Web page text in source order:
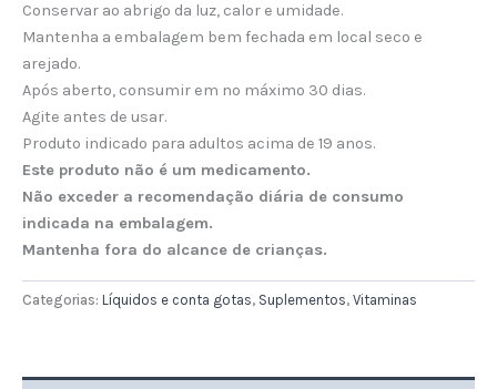
Conservar ao abrigo da luz, calor e umidade.
Mantenha a embalagem bem fechada em local seco e
arejado.
Após aberto, consumir em no máximo 30 dias.
Agite antes de usar.
Produto indicado para adultos acima de 19 anos.
Este produto não é um medicamento.
Não exceder a recomendação diária de consumo
indicada na embalagem.
Mantenha fora do alcance de crianças.
Categorias: Líquidos e conta gotas, Suplementos, Vitaminas